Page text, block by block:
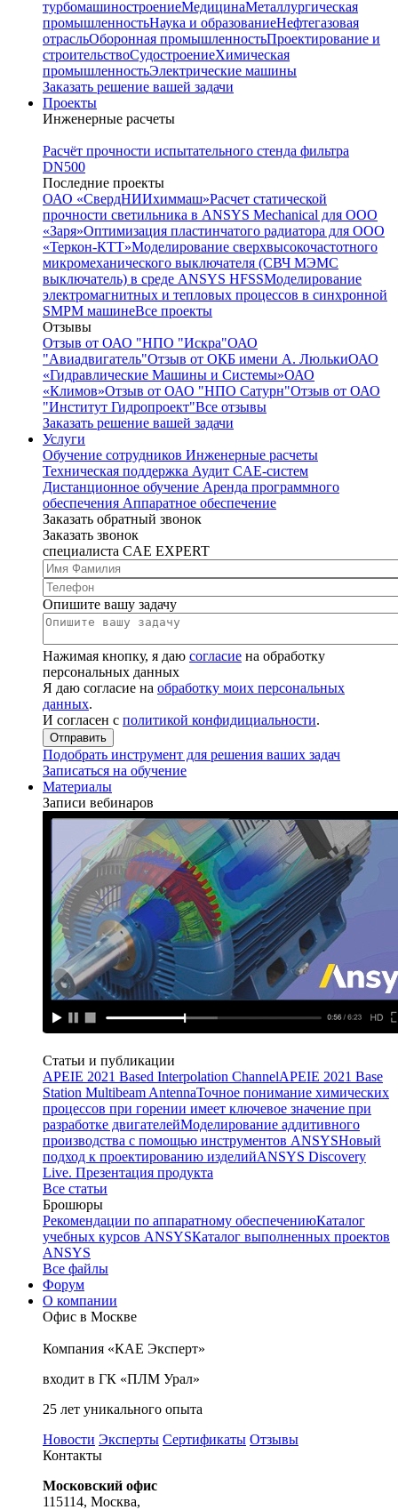
турбомашиностроениеМедицинаМеталлургическая
промышленностьНаука и образованиеНефтегазовая
отрасльОборонная промышленностьПроектирование и
строительствоСудостроениеХимическая
промышленностьЭлектрические машины
Заказать решение вашей задачи
Проекты
Инженерные расчеты
Расчёт прочности испытательного стенда фильтра
DN500
Последние проекты
ОАО «СвердНИИхиммаш»Расчет статической
прочности светильника в ANSYS Mechanical для ООО
«Заря»Оптимизация пластинчатого радиатора для ООО
«Теркон-КТТ»Моделирование сверхвысокочастотного
микромеханического выключателя (СВЧ МЭМС
выключатель) в среде ANSYS HFSSМоделирование
электромагнитных и тепловых процессов в синхронной
SMPM машинеВсе проекты
Отзывы
Отзыв от ОАО "НПО "Искра"ОАО
"Авиадвигатель"Отзыв от ОКБ имени А. ЛюлькиОАО
«Гидравлические Машины и Системы»ОАО
«Климов»Отзыв от ОАО "НПО Сатурн"Отзыв от ОАО
"Институт Гидропроект"Все отзывы
Заказать решение вашей задачи
Услуги
Обучение сотрудников Инженерные расчеты
Техническая поддержка Аудит CAE-систем
Дистанционное обучение Аренда программного
обеспечения Аппаратное обеспечение
Заказать обратный звонок
Заказать звонок
специалиста CAE EXPERT
Опишите вашу задачу
Нажимая кнопку, я даю согласие на обработку
персональных данных
Я даю согласие на обработку моих персональных
данных.
И согласен с политикой конфидициальности.
Подобрать инструмент для решения ваших задач
Записаться на обучение
Материалы
Записи вебинаров
Статьи и публикации
APEIE 2021 Based Interpolation ChannelAPEIE 2021 Base
Station Multibeam AntennaТочное понимание химических
процессов при горении имеет ключевое значение при
разработке двигателейМоделирование аддитивного
производства с помощью инструментов ANSYSНовый
подход к проектированию изделийANSYS Discovery
Live. Презентация продукта
Все статьи
Брошюры
Рекомендации по аппаратному обеспечениюКаталог
учебных курсов ANSYSКаталог выполненных проектов
ANSYS
Все файлы
Форум
О компании
Офис в Москве
Компания «КАЕ Эксперт»
входит в ГК «ПЛМ Урал»
25 лет уникального опыта
Новости Эксперты Сертификаты Отзывы
Контакты
Московский офис
115114, Москва,